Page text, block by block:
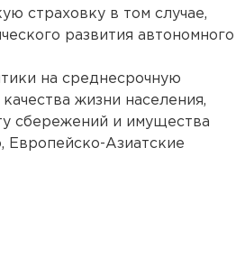
страховку в том случае,
развития автономного
на среднесрочную
жизни населения,
сбережений и имущества
Европейско-Азиатские